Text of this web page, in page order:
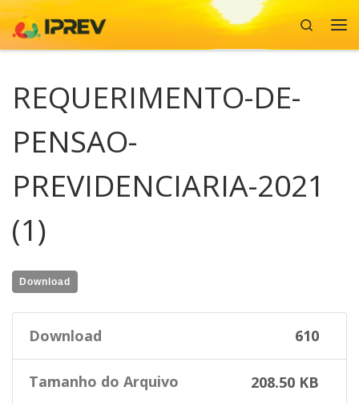
Skip to content
Search
REQUERIMENTO-DE-
PENSAO-
PREVIDENCIARIA-2021
(1)
Download
Download 610
Tamanho do Arquivo 208.50 KB